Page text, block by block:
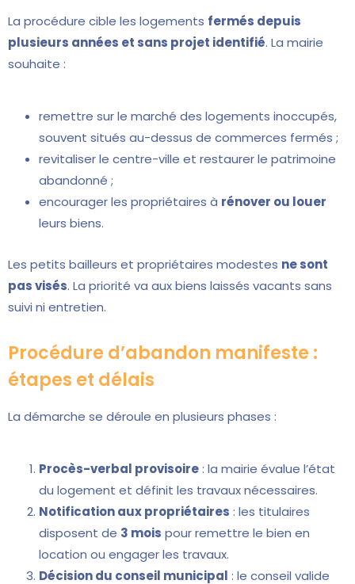
La procédure cible les logements fermés depuis
plusieurs années et sans projet identifié. La mairie
souhaite :
remettre sur le marché des logements inoccupés,
souvent situés au-dessus de commerces fermés ;
revitaliser le centre-ville et restaurer le patrimoine
abandonné ;
encourager les propriétaires à rénover ou louer
leurs biens.
Les petits bailleurs et propriétaires modestes ne sont
pas visés. La priorité va aux biens laissés vacants sans
suivi ni entretien.
Procédure d’abandon manifeste :
étapes et délais
La démarche se déroule en plusieurs phases :
Procès-verbal provisoire: la mairie évalue l’état
du logement et définit les travaux nécessaires.
Notification aux propriétaires : les titulaires
disposent de 3 mois pour remettre le bien en
location ou engager les travaux.
Décision du conseil municipal : le conseil valide